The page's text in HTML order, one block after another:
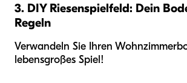
3. DIY Riesenspielfeld: Dein
Regeln
Verwandeln Sie Ihren
lebensgroßes Spiel!